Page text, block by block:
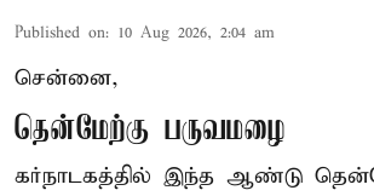
Published on: 10 Aug 2026, 2:04 am
சென்னை,
தென்மேற்கு பருவமழை
கர்நாடகத்தில் இந்த ஆண்டு